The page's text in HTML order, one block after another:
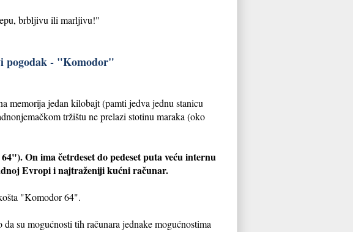
brbljivu ili marljivu!"
pogodak - "Komodor"
jedan kilobajt (pamti jedva jednu stanicu
tržištu ne prelazi stotinu maraka (oko
On ima četrdeset do pedeset puta veću internu
Evropi i najtraženiji kućni računar.
"Komodor 64".
su mogućnosti tih računara jednake mogućnostima